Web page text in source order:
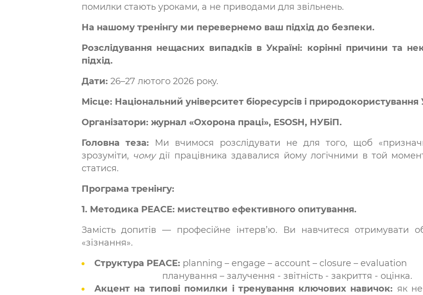
помилки стають уроками, а не приводами для звільнень.
На нашому тренінгу ми перевернемо ваш підхід до безпеки.
Розслідування нещасних випадків в Україні: корінні причини та
підхід.
Дати: 26–27 лютого 2026 року.
Місце: Національний університет біоресурсів і природокористування
Організатори: журнал «Охорона праці», ESOSH, НУБіП.
Головна теза: Ми вчимося розслідувати не для того, щоб
зрозуміти, чомудії працівника здавалися йому логічними в той
статися.
Програма тренінгу:
1. Методика PEACE: мистецтво ефективного опитування.
Замість допитів — професійне інтерв’ю. Ви навчитеся отримувати
«зізнання».
Структура PEACE: planning – engage – account – closure – evaluation
планування – залучення - звітність - закриття - оцінка.
Акцент на типові помилки і тренування ключових навичок: як